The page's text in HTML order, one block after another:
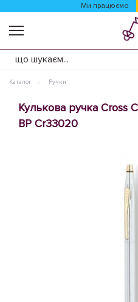
Ми працюємо
Каталог Ручки
Кулькова ручка Cross
BP Cr33020